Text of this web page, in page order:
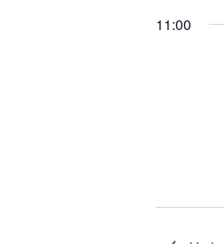
11:00